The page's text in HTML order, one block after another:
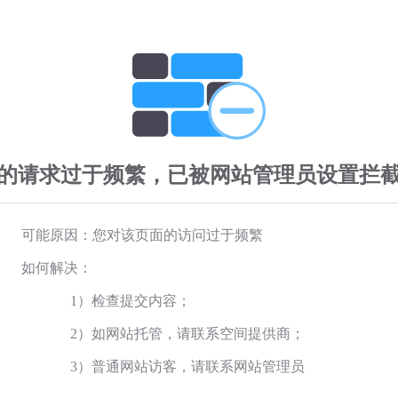
请求过于频繁，已被网站管理员设置拦
可能原因：您对该页面的访问过于频繁
如何解决：
1）检查提交内容；
2）如网站托管，请联系空间提供商；
3）普通网站访客，请联系网站管理员